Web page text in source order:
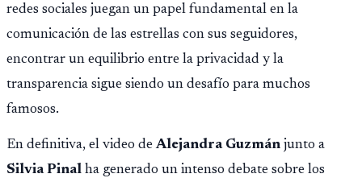
redes sociales juegan un papel fundamental en la
comunicación de las estrellas con sus seguidores,
encontrar un equilibrio entre la privacidad y la
transparencia sigue siendo un desafío para muchos
famosos.
En definitiva, el video deAlejandra Guzmán junto a
Silvia Pinal ha generado un intenso debate sobre los